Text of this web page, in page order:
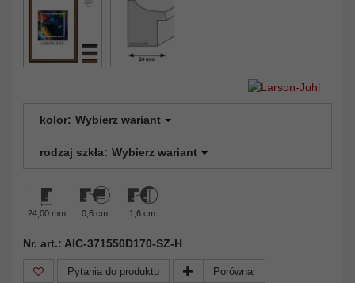
kolor: Wybierz wariant
rodzaj szkła: Wybierz wariant
24,00 mm 0,6 cm 1,6 cm
Nr. art.: AIC-371550D170-SZ-H
Pytania do produktu Porównaj